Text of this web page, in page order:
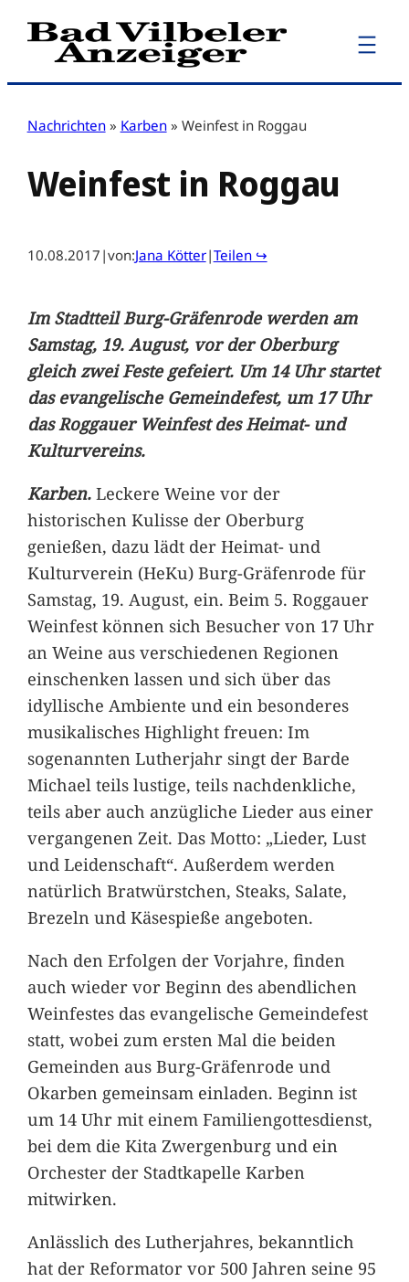
Zum
Inhalt
Nachrichten » Karben » Weinfest in Roggau
Weinfest in Roggau
10.08.2017 |von:Jana Kötter|Teilen ↪
Im Stadtteil Burg-Gräfenrode werden am
Samstag, 19. August, vor der Oberburg
gleich zwei Feste gefeiert. Um 14 Uhr startet
das evangelische Gemeindefest, um 17 Uhr
das Roggauer Weinfest des Heimat- und
Kulturvereins.
Karben. Leckere Weine vor der
historischen Kulisse der Oberburg
genießen, dazu lädt der Heimat- und
Kulturverein (HeKu) Burg-Gräfenrode für
Samstag, 19. August, ein. Beim 5. Roggauer
Weinfest können sich Besucher von 17 Uhr
an Weine aus verschiedenen Regionen
einschenken lassen und sich über das
idyllische Ambiente und ein besonderes
musikalisches Highlight freuen: Im
sogenannten Lutherjahr singt der Barde
Michael teils lustige, teils nachdenkliche,
teils aber auch anzügliche Lieder aus einer
vergangenen Zeit. Das Motto: „Lieder, Lust
und Leidenschaft“. Außerdem werden
natürlich Bratwürstchen, Steaks, Salate,
Brezeln und Käsespieße angeboten.
Nach den Erfolgen der Vorjahre, finden
auch wieder vor Beginn des abendlichen
Weinfestes das evangelische Gemeindefest
statt, wobei zum ersten Mal die beiden
Gemeinden aus Burg-Gräfenrode und
Okarben gemeinsam einladen. Beginn ist
um 14 Uhr mit einem Familiengottesdienst,
bei dem die Kita Zwergenburg und ein
Orchester der Stadtkapelle Karben
mitwirken.
Anlässlich des Lutherjahres, bekanntlich
hat der Reformator vor 500 Jahren seine 95